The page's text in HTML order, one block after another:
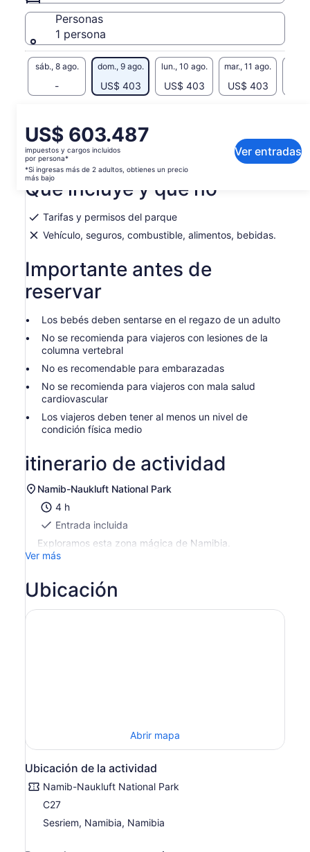
Walvis Bay Salt Refinery
Delta del río Kuiseb
Dune cinturón de conducción
Sandwich Bay y Sandwich Harbor
Observación de la fauna
Personas
1 persona
sáb., 8 ago.
-
dom., 9 ago.
US$ 403
lun., 10 ago.
US$ 403
mar., 11 ago.
US$ 403
El
precio
es
de
US$ 603.487.
por
persona*
ingresas
de
2 adultos,
obtienes
precio
más
bajo
US$ 603.487
impuestos y cargos incluidos
por persona*
*Si ingresas más de 2 adultos, obtienes un precio
más bajo
Ver entradas
Ver el texto original (inglés)
Enviar comentarios sobre esta traducciónSe
abrirá
Qué incluye y qué no
Tarifas y permisos del parque
Vehículo, seguros, combustible, alimentos, bebidas.
Importante antes de
reservar
Los bebés deben sentarse en el regazo de un adulto
No se recomienda para viajeros con lesiones de la
columna vertebral
No es recomendable para embarazadas
No se recomienda para viajeros con mala salud
cardiovascular
Los viajeros deben tener al menos un nivel de
condición física medio
itinerario de actividad
Namib-Naukluft National Park
4 h
Entrada incluida
Exploramos esta zona mágica de Namibia.
Ver más
Ubicación
Abrir mapa
Ubicación de la actividad
Namib-Naukluft National Park
C27
Sesriem, Namibia, Namibia